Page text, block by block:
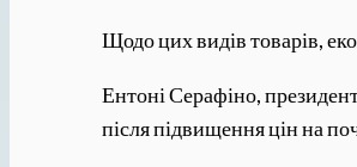
Щодо цих видів товарів,
Ентоні Серафіно,
після підвищення цін на